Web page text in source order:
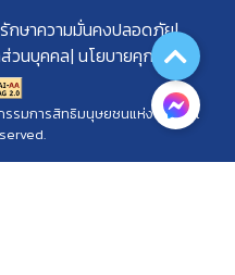
กษาความมั่นคงปลอดภัย
วนบุคคล นโยบายคุกกี้
รมการสิทธิมนุษยชนแห่งชาติ. All